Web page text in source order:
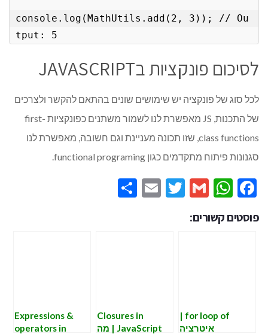
console.log(MathUtils.add(2, 3)); // Ou
tput: 5
לסיכום פונקציות בJAVASCRIPT
לכל סוג של פונקציה יש שימושים שונים בהתאם להקשר ולצרכים
של התכנות, JS מאפשרת לנו לשמור משתנים כפונקציות first-
class functions, שזו תכונה מעניינת וגם חשובה, מאפשרת לנו
סגנונות פיתוח מתקדמים כגון functional programing.
Facebook
WhatsApp
Gmail
Twitter
Email
פוסטים קשורים:
for loop of |
איטרציה
Closures in
JavaScript | מה
Expressions &
operators in